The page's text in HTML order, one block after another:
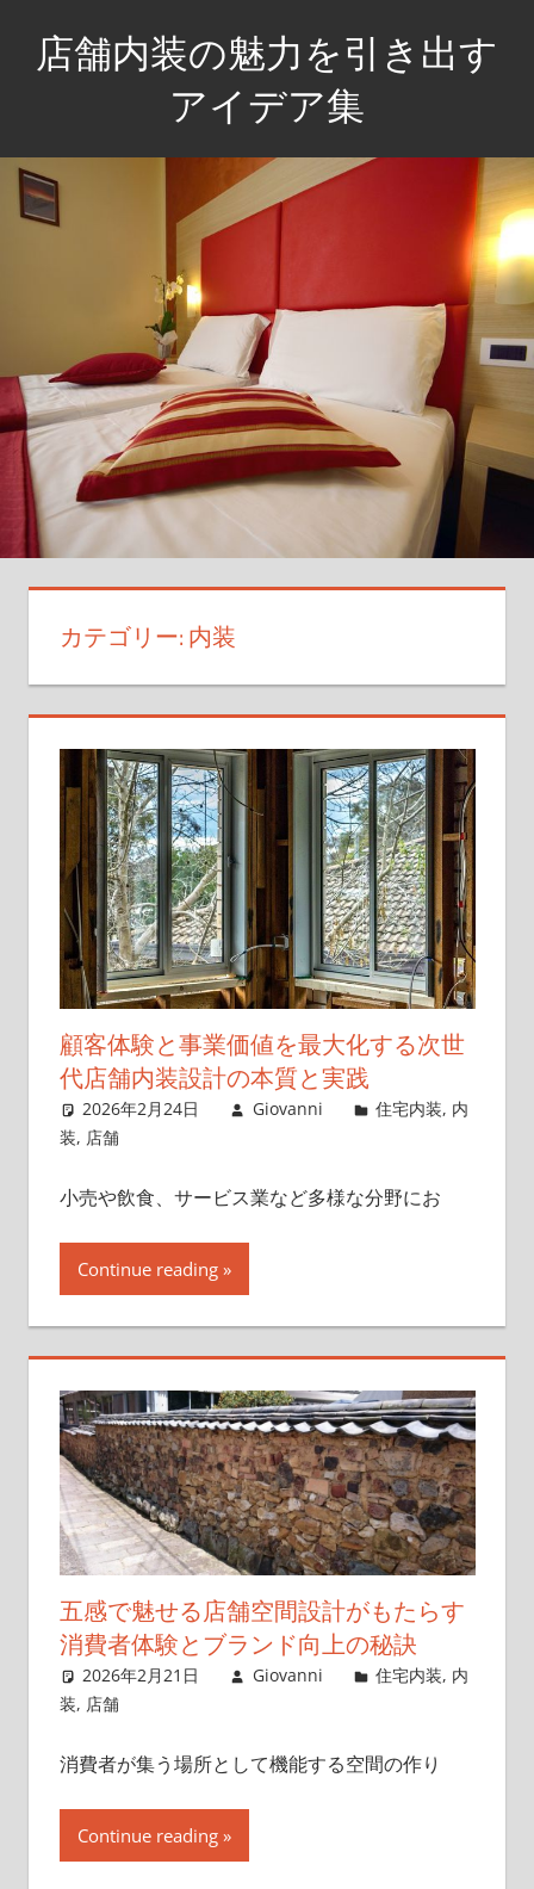
ツ
店舗内装の魅力を引き出す
アイデア集
あ
な
た
魅
的
に
彩
る、
空
間
イ
ン
載！
カテゴリー:内装
顧客体験と事業価値を最大化する次世
代店舗内装設計の本質と実践
2026年2月24日 Giovanni 住宅内装, 内
装, 店舗
小売や飲食、サービス業など多様な分野にお
Continue reading
五感で魅せる店舗空間設計がもたらす
消費者体験とブランド向上の秘訣
2026年2月21日 Giovanni 住宅内装, 内
装, 店舗
消費者が集う場所として機能する空間の作り
Continue reading